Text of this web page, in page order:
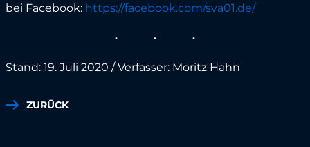
bei Facebook: https://facebook.com/sva01.de/
Stand: 19. Juli 2020 / Verfasser: Moritz Hahn
ZURÜCK